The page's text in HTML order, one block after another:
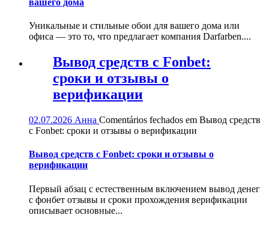
вашего дома
Уникальные и стильные обои для вашего дома или
офиса — это то, что предлагает компания Darfarben....
Вывод средств с Fonbet:
сроки и отзывы о
верификации
02.07.2026 Анна Comentários fechados em Вывод средств
с Fonbet: сроки и отзывы о верификации
Вывод средств с Fonbet: сроки и отзывы о
верификации
Первый абзац с естественным включением вывод денег
с фонбет отзывы и сроки прохождения верификации
описывает основные...